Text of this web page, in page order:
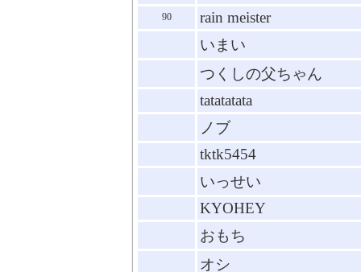
90
rain meister
いまい
つくしの父ちゃん
tatatatata
ノブ
tktk5454
いっせい
KYOHEY
おもち
オシ